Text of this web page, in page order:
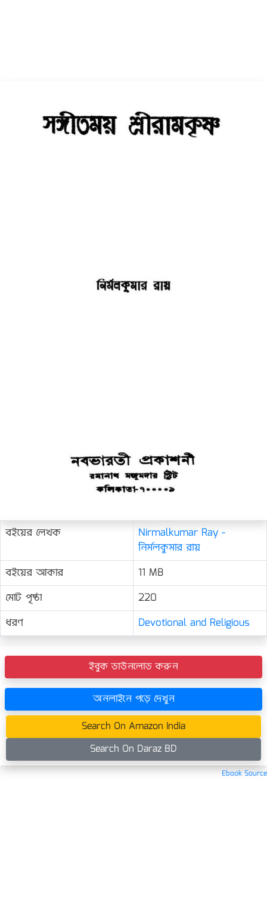
বইয়ের লেখক
Nirmalkumar Ray -
নির্মলকুমার রায়
বইয়ের আকার
11 MB
মোট পৃষ্ঠা
220
ধরণ
Devotional and Religious
ইবুক ডাউনলোড করুন
অনলাইনে পড়ে দেখুন
Search On Amazon India
Search On Daraz BD
Ebook Source